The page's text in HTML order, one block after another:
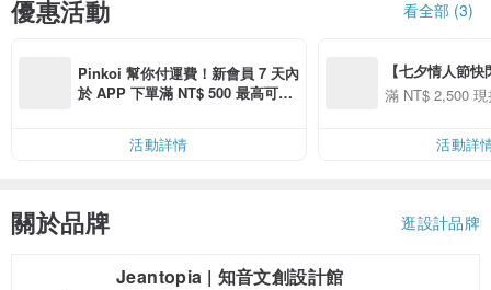
優惠活動 看全部 (3)
Pinkoi 幫你付運費！新會員 7 天內
於 APP 下單滿 NT$ 500 最高可折
活動詳情
【七夕情人節
用 APP 購買任
滿 NT$ 2,500
活動詳
關於品牌 逛設計品牌
Jeantopia | 知音文創設計館